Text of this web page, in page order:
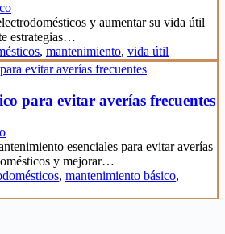
y aumentar su vida útil
estrategias…
, mantenimiento, vida útil
para evitar averías frecuentes
esenciales para evitar averías
y mejorar…
, mantenimiento básico,